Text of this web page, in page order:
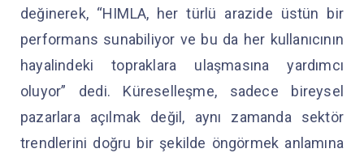
değinerek, “HIMLA, her türlü arazide üstün bir
performans sunabiliyor ve bu da her kullanıcının
hayalindeki topraklara ulaşmasına yardımcı
oluyor” dedi. Küreselleşme, sadece bireysel
pazarlara açılmak değil, aynı zamanda sektör
trendlerini doğru bir şekilde öngörmek anlamına